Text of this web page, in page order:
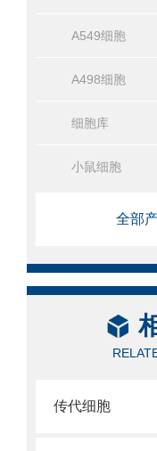
A549细胞
A498细胞
细胞库
小鼠细胞
全部
传代细胞